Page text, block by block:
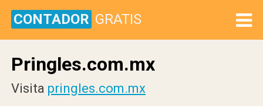
CONTADOR GRATIS
Pringles.com.mx
Visita pringles.com.mx